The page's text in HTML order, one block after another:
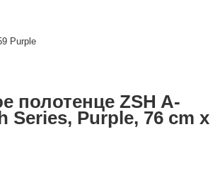
Purple
полотенце ZSH A-
Series, Purple, 76 cm x